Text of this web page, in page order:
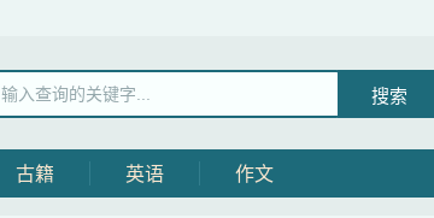
古籍 英语 作文